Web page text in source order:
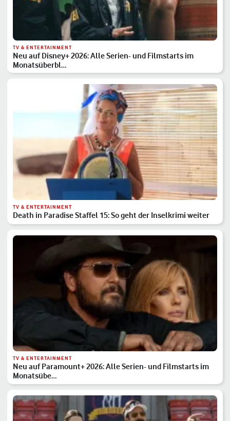
TV & ENTERTAINMENT
Neu auf Disney+ 2026: Alle Serien- und Filmstarts im
Monatsüberbl…
TV & ENTERTAINMENT
Death in Paradise Staffel 15: So geht der Inselkrimi weiter
TV & ENTERTAINMENT
Neu auf Paramount+ 2026: Alle Serien- und Filmstarts im
Monatsübe…